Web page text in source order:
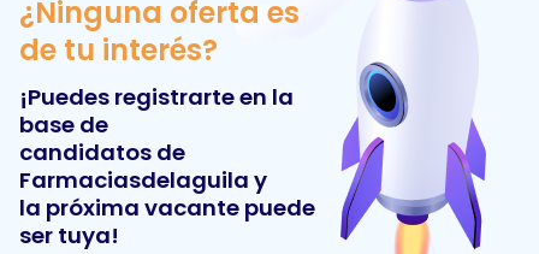
¿Ninguna oferta es
de tu interés?
¡Puedes registrarte en la
base de
candidatos de
Farmaciasdelaguila y
la próxima vacante puede
ser tuya!